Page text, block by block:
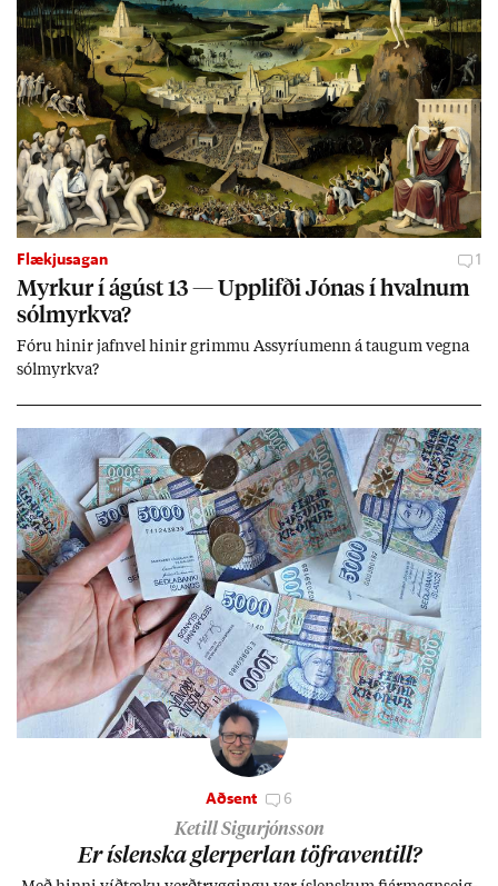
Flækjusagan 1
Myrk­ur í ág­úst 13 — Upp­lifði Jón­as í hvaln­um
sól­myrkva?
Fóru hinir jafn­vel hinir grimmu Ass­yríu­menn á taug­um vegna
sól­myrkva?
Aðsent 6
Ketill Sigurjónsson
Er ís­lenska glerperl­an töfra­ventill?